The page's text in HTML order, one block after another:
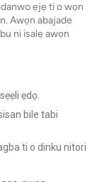
ẹjẹ ti o wọn
Awọn abajade
ni isalẹ awọn
ẹdọ.
bile tabi
ti o dinku nitori